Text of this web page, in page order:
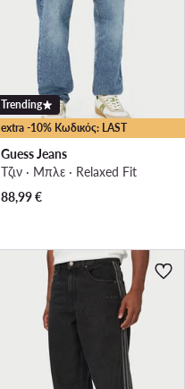
extra -10% Κωδικός: LAST
Trending
Guess Jeans
Τζιν · Μπλε · Relaxed Fit
88,99€